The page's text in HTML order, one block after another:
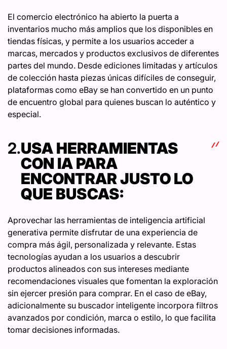
El comercio electrónico ha abierto la puerta a
inventarios mucho más amplios que los disponibles en
tiendas físicas, y permite a los usuarios acceder a
marcas, mercados y productos exclusivos de diferentes
partes del mundo. Desde ediciones limitadas y artículos
de colección hasta piezas únicas difíciles de conseguir,
plataformas como eBay se han convertido en un punto
de encuentro global para quienes buscan lo auténtico y
especial.
2.USA HERRAMIENTAS
CON IA PARA
ENCONTRAR JUSTO LO
QUE BUSCAS:
Aprovechar las herramientas de inteligencia artificial
generativa permite disfrutar de una experiencia de
compra más ágil, personalizada y relevante. Estas
tecnologías ayudan a los usuarios a descubrir
productos alineados con sus intereses mediante
recomendaciones visuales que fomentan la exploración
sin ejercer presión para comprar. En el caso de eBay,
adicionalmente su buscador inteligente incorpora filtros
avanzados por condición, marca o estilo, lo que facilita
tomar decisiones informadas.